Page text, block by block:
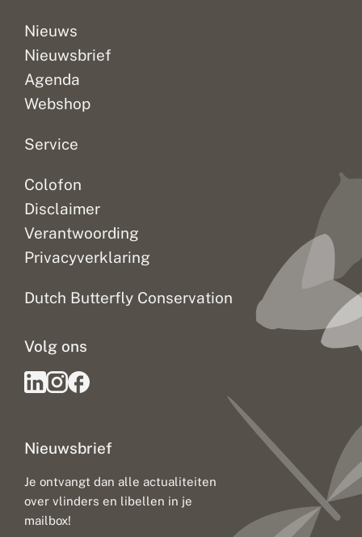
Nieuws
Nieuwsbrief
Agenda
Webshop
Service
Colofon
Disclaimer
Verantwoording
Privacyverklaring
Dutch Butterfly Conservation
Nieuwsbrief
Je ontvangt dan alle actualiteiten
over vlinders en libellen in je
mailbox!
Volg ons